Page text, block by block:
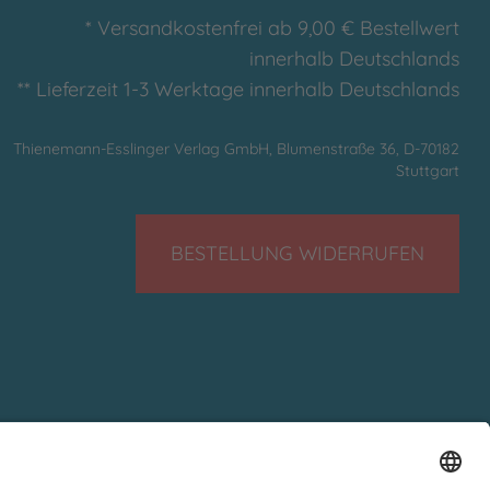
* Versandkostenfrei ab 9,00 € Bestellwert
innerhalb Deutschlands
** Lieferzeit 1-3 Werktage innerhalb Deutschlands
Thienemann-Esslinger Verlag GmbH, Blumenstraße 36, D-70182
Stuttgart
BESTELLUNG WIDERRUFEN